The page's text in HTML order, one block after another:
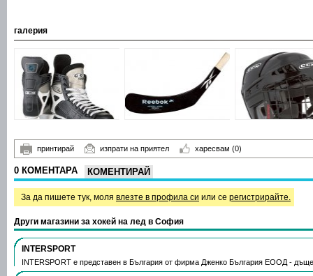
галерия
принтирай изпрати на приятел харесвам (0)
0 КОМЕНТАРА КОМЕНТИРАЙ
За да пишете тук, моля влезте в профила си или се регистрирайте.
Други магазини за хокей на лед в София
INTERSPORT
INTERSPORT е представен в България от фирма Дженко България ЕООД -